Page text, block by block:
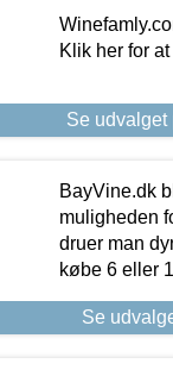
Klik her for
Se udvalget
BayVine.dk
muligheden
druer man
købe 6 eller
Se